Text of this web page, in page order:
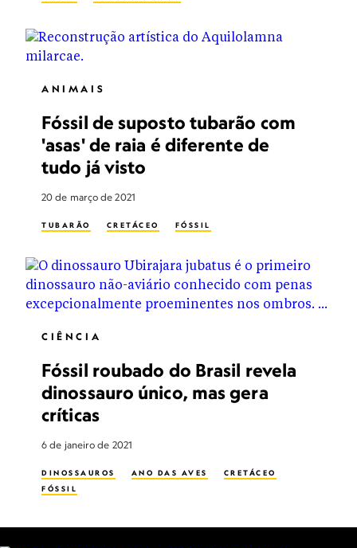
ANIMAIS
Fóssil de suposto tubarão com
'asas' de raia é diferente de
tudo já visto
20 de março de 2021
TUBARÃO CRETÁCEO FÓSSIL
CIÊNCIA
Fóssil roubado do Brasil revela
dinossauro único, mas gera
críticas
6 de janeiro de 2021
DINOSSAUROS ANO DAS AVES
CRETÁCEO
FÓSSIL